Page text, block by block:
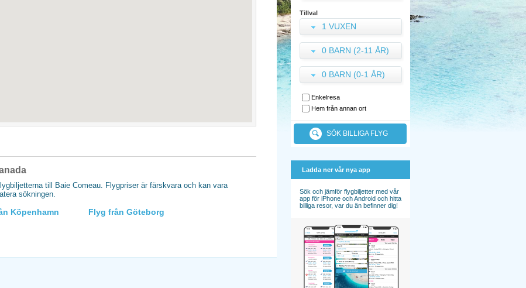
till Baie Comeau. Flygpriser är färskvara och kan vara
sökningen.
Köpenhamn Flyg från Göteborg
Tillval
1 VUXEN
0 BARN (2-11 ÅR)
0 BARN (0-1 ÅR)
Enkelresa
Hem från annan ort
SÖK BILLIGA FLYG
Ladda ner vår nya app
Sök och jämför flygbiljetter med vår
app för iPhone och Android och hitta
billiga resor, var du än befinner dig!